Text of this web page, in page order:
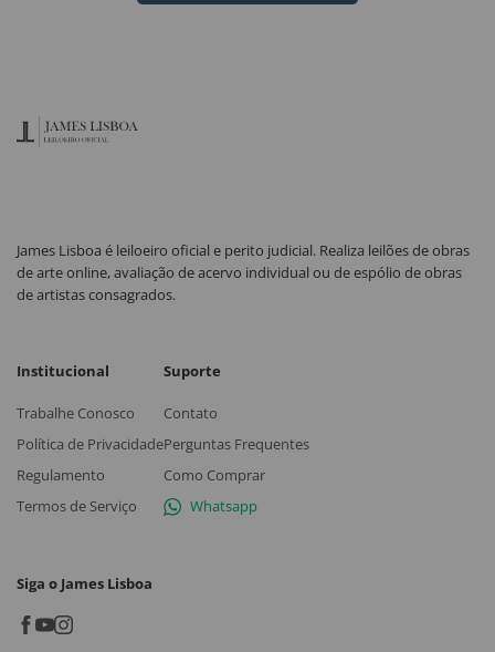
James Lisboa é leiloeiro oficial e perito judicial. Realiza leilões de obras
de arte online, avaliação de acervo individual ou de espólio de obras
de artistas consagrados.
Institucional
Trabalhe Conosco
Política de Privacidade
Regulamento
Termos de Serviço
Suporte
Contato
Perguntas Frequentes
Como Comprar
Whatsapp
Siga o James Lisboa